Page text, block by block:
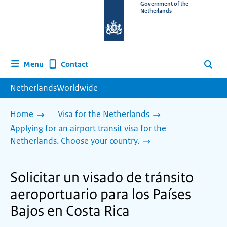
homepage
Government of the
Netherlands
Menu Contact Search
NetherlandsWorldwide
Home
Visa for the Netherlands
Applying for an airport transit visa for the
Netherlands. Choose your country.
Solicitar un visado de tránsito
aeroportuario para los Países
Bajos en Costa Rica